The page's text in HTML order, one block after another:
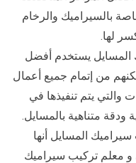
بالسيراميك والرخام
لها.
المسايل يستخدم أفضل
من إتمام جميع أعمال
والتي يتم تنفيذها في
ودقة متناهية بالمسايل.
المسايل أنها
و معلم تركيب سيراميك